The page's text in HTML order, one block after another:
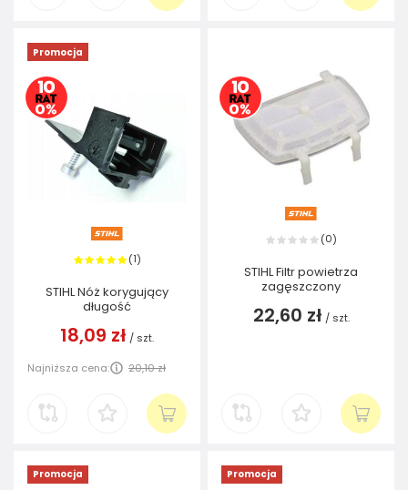
Promocja
(1)
STIHL Nóż korygujący
długość
18,09 zł / szt.
Najniższa cena: 20,10 zł
(0)
STIHL Filtr powietrza
zagęszczony
22,60 zł / szt.
Promocja Promocja